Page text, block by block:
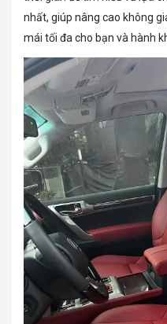
nhất, giúp nâng cao không
mái tối đa cho bạn và hành